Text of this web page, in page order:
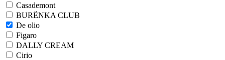
Casademont
BURЁNKA CLUB
De olio
Figaro
DALLY CREAM
Cirio